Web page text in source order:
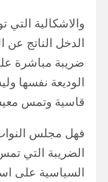
والاشكالية
الدخل الناتج عن
ضريبة مباشرة
الوديعة نفسها
قاسية وتمس
فهل مجلس
الضريبة التي
السياسية على